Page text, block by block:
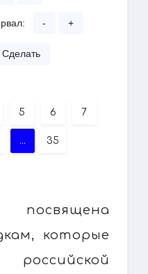
- +
Сделать
5 6 7
... 35
которые